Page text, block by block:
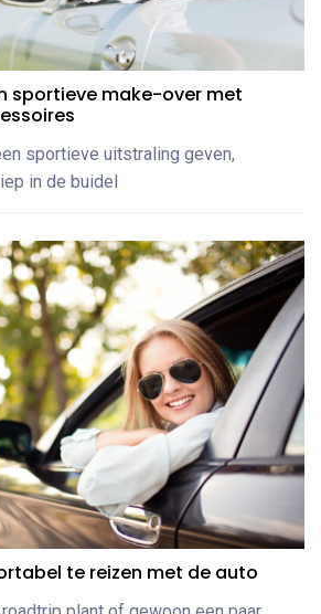
sportieve make-over met
sportieve uitstraling geven,
in de buidel
te reizen met de auto